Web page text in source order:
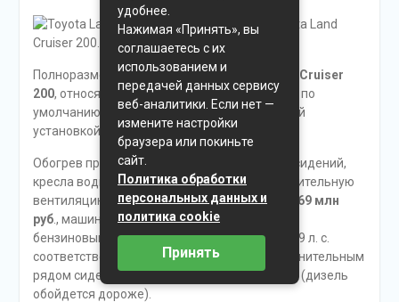
Внедорожник Toyota Land
Cruiser 200.
Полноразмерный внедорожникToyota Land Cruiser
200, относящийся к премиальному сегменту, по
умолчанию оснащен4-зонной климатической
установкой и кожаной отделкой салона.
Обогрев предусмотрен для первых
рядов сидений,
кресла водителя и пассажира имеют принудительную
вентиляцию. Стартовая цена составляет
5,069 млн
руб., машины оснащаются турбодизелем или
бензиновым двигателем (мощность 249 и 309 л. с.
соответственно). ВерсияLuxe Safety
с дополнительным
рядом сидений имеет цену от5,666 млн руб
. (дизель
обойдется дороже).
удобнее.
Нажимая «Принять», вы
соглашаетесь с их
использованием и
передачей данных сервису
веб-аналитики. Если нет —
измените настройки
браузера или покиньте
сайт.
Политика обработки
персональных данных и
политика cookie
Принять